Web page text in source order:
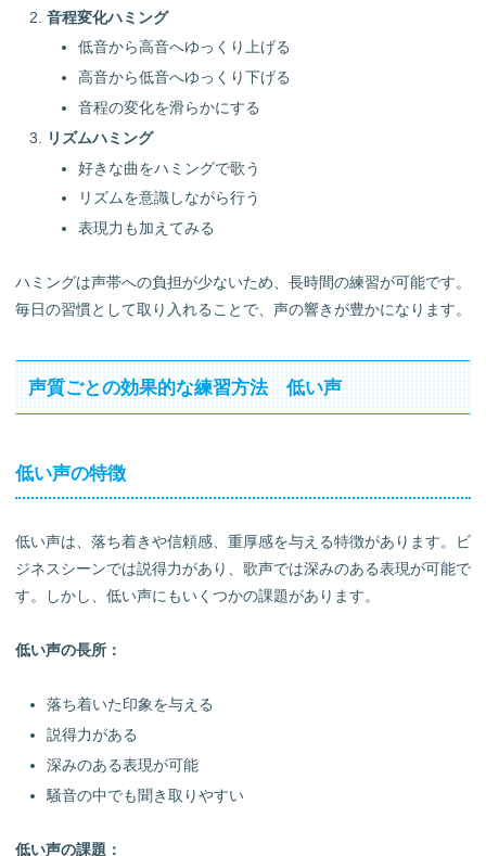
音程変化ハミング
低音から高音へゆっくり上げる
高音から低音へゆっくり下げる
音程の変化を滑らかにする
リズムハミング
好きな曲をハミングで歌う
リズムを意識しながら行う
表現力も加えてみる
ハミングは声帯への負担が少ないため、長時間の練習が可能です。
毎日の習慣として取り入れることで、声の響きが豊かになります。
声質ごとの効果的な練習方法 低い声
低い声の特徴
低い声は、落ち着きや信頼感、重厚感を与える特徴があります。ビ
ジネスシーンでは説得力があり、歌声では深みのある表現が可能で
す。しかし、低い声にもいくつかの課題があります。
低い声の長所：
落ち着いた印象を与える
説得力がある
深みのある表現が可能
騒音の中でも聞き取りやすい
低い声の課題：